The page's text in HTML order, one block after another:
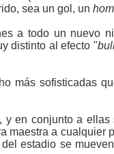
sea un gol, un
a todo un nuevo
distinto al efecto "
más sofisticadas
en conjunto a
maestra a cualquier
estadio se